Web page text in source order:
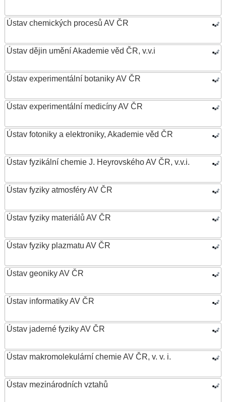
Ústav chemických procesů AV ČR
Ústav dějin umění Akademie věd ČR, v.v.i
Ústav experimentální botaniky AV ČR
Ústav experimentální medicíny AV ČR
Ústav fotoniky a elektroniky, Akademie věd ČR
Ústav fyzikální chemie J. Heyrovského AV ČR, v.v.i.
Ústav fyziky atmosféry AV ČR
Ústav fyziky materiálů AV ČR
Ústav fyziky plazmatu AV ČR
Ústav geoniky AV ČR
Ústav informatiky AV ČR
Ústav jaderné fyziky AV ČR
Ústav makromolekulární chemie AV ČR, v. v. i.
Ústav mezinárodních vztahů